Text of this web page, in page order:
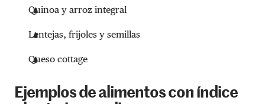
Quinoa y arroz integral
Lentejas, frijoles y semillas
Queso cottage
Ejemplos de alimentos con índice